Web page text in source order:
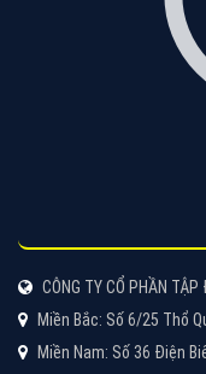
CÔNG TY CỔ PHẦN
Miền Bắc: Số 6/25 Thổ
Miền Nam: Số 36 Điện